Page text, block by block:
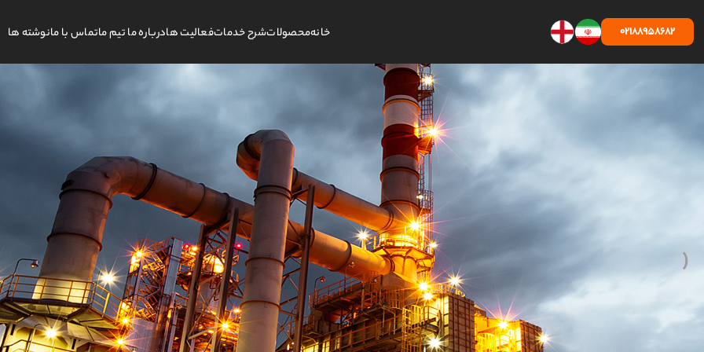
خانهمحصولاتشرح خدماتفعالیت هادرباره ما تیم ماتماس با مانوشته ها 02188958682
‹